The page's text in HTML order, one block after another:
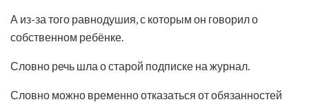
А из-за того равнодушия, с которым он говорил о
собственном ребёнке.
Словно речь шла о старой подписке на журнал.
Словно можно временно отказаться от обязанностей